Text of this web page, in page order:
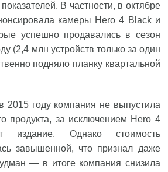
В частности, в октябре
камеры Hero 4 Black и
успешно продавались в сезон
(2,4 млн устройств только за один
подняло планку квартальной
2015 году компания не выпустила
продукта, за исключением Hero 4
издание. Однако стоимость
завышенной, что признал даже
— в итоге компания снизила